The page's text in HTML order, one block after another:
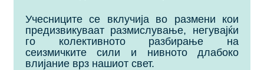
Учесниците се вклучија во размени кои
предизвикуваат размислување, негувајќи
го колективното разбирање на
сеизмичките сили и нивното длабоко
влијание врз нашиот свет.